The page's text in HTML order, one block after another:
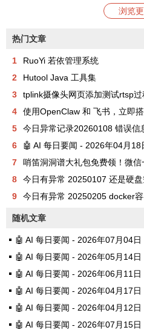
浏览
热门文章
1
RuoYi 若依管理系统
2
Hutool Java 工具集
3
tplink摄像头网页添加测试rtsp过
4
使用OpenClaw 和 飞书，立即
5
今日异常记录20260108 错误信息
6
🤖 AI 每日要闻 - 2026年04月18
7
哨笛洞洞谱大礼包免费领！微
8
今日有异常 20250107 还是硬盘
9
今日有异常 20250205 docker
随机文章
🤖 AI 每日要闻 - 2026年07月04日
🤖 AI 每日要闻 - 2026年05月14日
🤖 AI 每日要闻 - 2026年06月11日
🤖 AI 每日要闻 - 2026年04月17日
🤖 AI 每日要闻 - 2026年04月12日
🤖 AI 每日要闻 - 2026年07月15日